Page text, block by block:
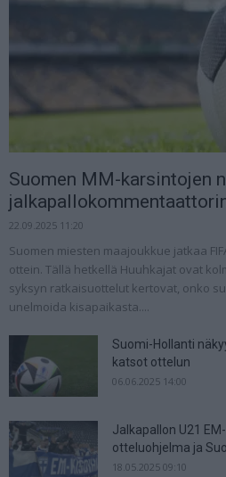
Suomen MM-karsintojen
22.09.2025 11:20
Suomen miesten maajoukkue jatkaa
ottein. Tällä hetkellä Huuhkajat ovat
syksyn ratkaisuottelut kertovat, onko
unelmoida kisapaikasta....
Suomi-Hollanti
katsot ottelun
06.06.2025 14:00
Jalkapallon U21
otteluohjelma ja
18.05.2025 09:10